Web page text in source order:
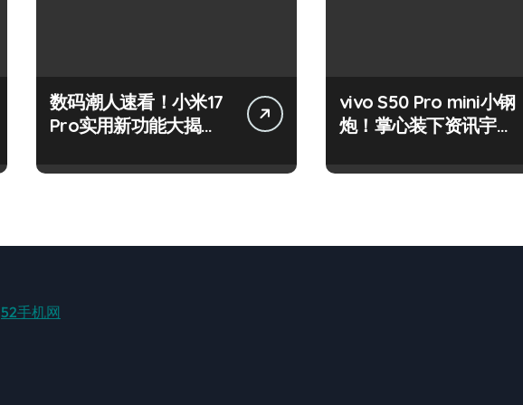
数码潮人速看！小米17
Pro实用新功能大揭
vivo S50 Pro mini小钢
炮！掌心装下资讯宇
52手机网